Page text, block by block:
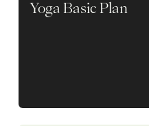
Yoga Basic Plan